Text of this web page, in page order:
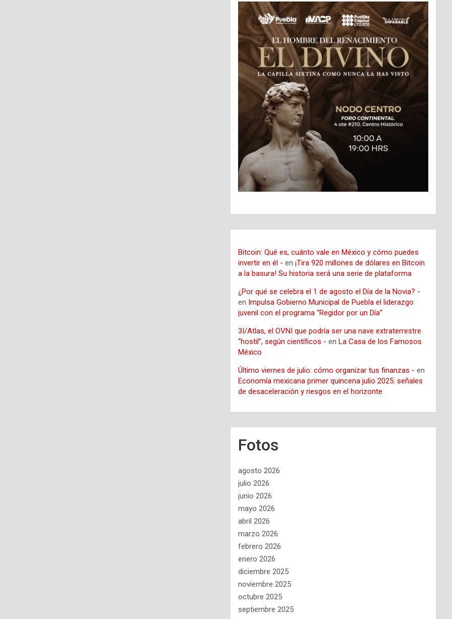
Bitcoin: Qué es, cuánto vale en México y cómo puedes
invertir en él - en¡Tira 920 millones de dólares en Bitcoin
a la basura! Su historia será una serie de plataforma
¿Por qué se celebra el 1 de agosto el Día de la Novia? -
en Impulsa Gobierno Municipal de Puebla el liderazgo
juvenil con el programa “Regidor por un Día”
3I/Atlas, el OVNI que podría ser una nave extraterrestre
“hostil”, según científicos - enLa Casa de los Famosos
México
Último viernes de julio: cómo organizar tus finanzas - en
Economía mexicana primer quincena julio 2025: señales
de desaceleración y riesgos en el horizonte
Fotos
agosto 2026
julio 2026
junio 2026
mayo 2026
abril 2026
marzo 2026
febrero 2026
enero 2026
diciembre 2025
noviembre 2025
octubre 2025
septiembre 2025